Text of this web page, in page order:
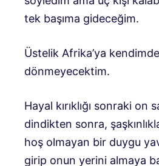
tek başıma gideceğim.
Üstelik Afrika’ya
dönmeyecektim.
Hayal kırıklığı sonraki on
dindikten sonra,
hoş olmayan bir duygu
girip onun yerini almaya